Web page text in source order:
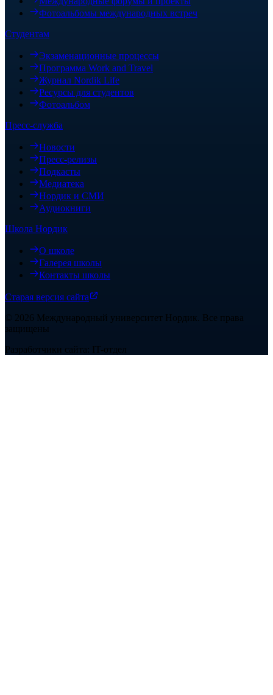
Фотоальбомы международных встреч
Студентам
Экзаменационные процессы
Программа Work and Travel
Журнал Nordik Life
Ресурсы для студентов
Фотоальбом
Пресс-служба
Новости
Пресс-релизы
Подкасты
Медиатека
Нордик и СМИ
Аудиокниги
Школа Нордик
О школе
Галерея школы
Контакты школы
Старая версия сайта
© 2026 Международный университет Нордик . Все права
защищены
Разработчики сайта: IT-отдел